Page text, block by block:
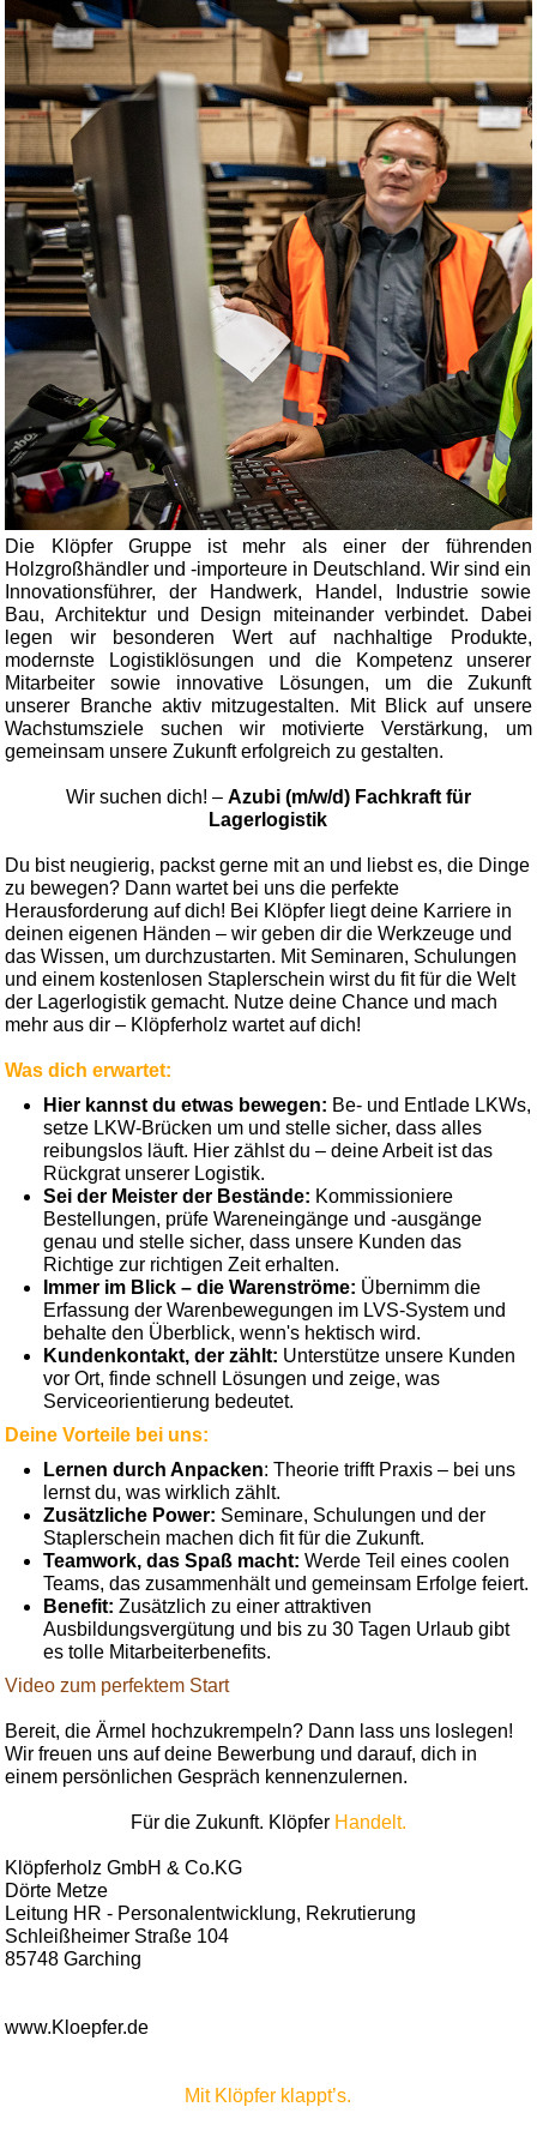
Die Klöpfer Gruppe ist mehr als einer der führenden
Holzgroßhändler und -importeure in Deutschland. Wir sind ein
Innovationsführer, der Handwerk, Handel, Industrie sowie
Bau, Architektur und Design miteinander verbindet. Dabei
legen wir besonderen Wert auf nachhaltige Produkte,
modernste Logistiklösungen und die Kompetenz unserer
Mitarbeiter sowie innovative Lösungen, um die Zukunft
unserer Branche aktiv mitzugestalten. Mit Blick auf unsere
Wachstumsziele suchen wir motivierte Verstärkung, um
gemeinsam unsere Zukunft erfolgreich zu gestalten.
Wir suchen dich! – Azubi (m/w/d) Fachkraft für
Lagerlogistik
Du bist neugierig, packst gerne mit an und liebst es, die Dinge
zu bewegen? Dann wartet bei uns die perfekte
Herausforderung auf dich! Bei Klöpfer liegt deine Karriere in
deinen eigenen Händen – wir geben dir die Werkzeuge und
das Wissen, um durchzustarten. Mit Seminaren, Schulungen
und einem kostenlosen Staplerschein wirst du fit für die Welt
der Lagerlogistik gemacht. Nutze deine Chance und mach
mehr aus dir – Klöpferholz wartet auf dich!
Was dich erwartet:
Hier kannst du etwas bewegen: Be- und Entlade LKWs,
setze LKW-Brücken um und stelle sicher, dass alles
reibungslos läuft. Hier zählst du – deine Arbeit ist das
Rückgrat unserer Logistik.
Sei der Meister der Bestände: Kommissioniere
Bestellungen, prüfe Wareneingänge und -ausgänge
genau und stelle sicher, dass unsere Kunden das
Richtige zur richtigen Zeit erhalten.
Immer im Blick – die Warenströme: Übernimm die
Erfassung der Warenbewegungen im LVS-System und
behalte den Überblick, wenn's hektisch wird.
Kundenkontakt, der zählt: Unterstütze unsere Kunden
vor Ort, finde schnell Lösungen und zeige, was
Serviceorientierung bedeutet.
Deine Vorteile bei uns:
Lernen durch Anpacken: Theorie trifft Praxis – bei uns
lernst du, was wirklich zählt.
Zusätzliche Power: Seminare, Schulungen und der
Staplerschein machen dich fit für die Zukunft.
Teamwork, das Spaß macht: Werde Teil eines coolen
Teams, das zusammenhält und gemeinsam Erfolge feiert.
Benefit: Zusätzlich zu einer attraktiven
Ausbildungsvergütung und bis zu 30 Tagen Urlaub gibt
es tolle Mitarbeiterbenefits.
Video zum perfektem Start
Bereit, die Ärmel hochzukrempeln? Dann lass uns loslegen!
Wir freuen uns auf deine Bewerbung und darauf, dich in
einem persönlichen Gespräch kennenzulernen.
Für die Zukunft. Klöpfer Handelt.
Klöpferholz GmbH & Co.KG
Dörte Metze
Leitung HR - Personalentwicklung, Rekrutierung
Schleißheimer Straße 104
85748 Garching
www.Kloepfer.de
Mit Klöpfer klappt’s.